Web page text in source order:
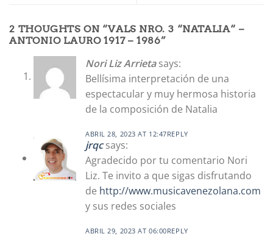
2 THOUGHTS ON “VALS NRO. 3 “NATALIA“ –
ANTONIO LAURO 1917 – 1986”
Nori Liz Arrieta says:
Bellísima interpretación de una
espectacular y muy hermosa historia
de la composición de Natalia
ABRIL 28, 2023 AT 12:47REPLY
jrqc says:
Agradecido por tu comentario Nori
Liz. Te invito a que sigas disfrutando
de http://www.musicavenezolana.com
y sus redes sociales
ABRIL 29, 2023 AT 06:00REPLY